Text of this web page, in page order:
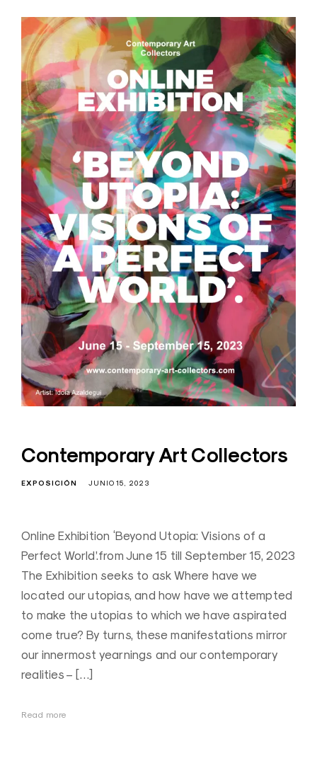
Contemporary Art Collectors
EXPOSICIÓN JUNIO 15, 2023
Online Exhibition ‘Beyond Utopia: Visions of a
Perfect World’.from June 15 till September 15, 2023
The Exhibition seeks to ask Where have we
located our utopias, and how have we attempted
to make the utopias to which we have aspirated
come true? By turns, these manifestations mirror
our innermost yearnings and our contemporary
realities – […]
Read more